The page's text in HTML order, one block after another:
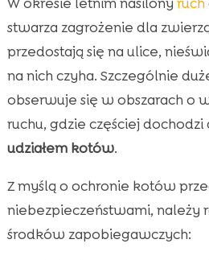
stwarza zagrożenie dla
przedostają się na ulice,
na nich czyha. Szczególnie
obserwuje się w obszarach o
ruchu, gdzie częściej dochodzi
udziałem kotów.
Z myślą o ochronie kotów
niebezpieczeństwami, należy
środków zapobiegawczych: